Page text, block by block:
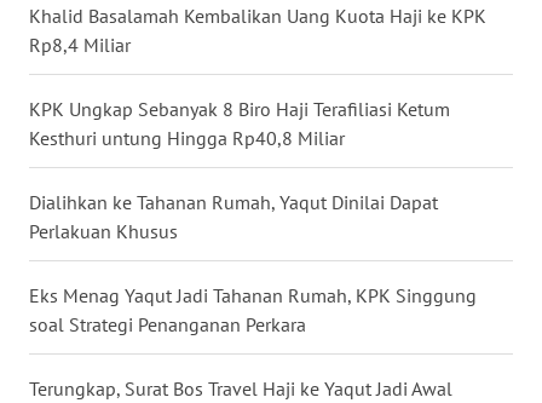
Khalid Basalamah Kembalikan Uang Kuota Haji ke KPK
Rp8,4 Miliar
KPK Ungkap Sebanyak 8 Biro Haji Terafiliasi Ketum
Kesthuri untung Hingga Rp40,8 Miliar
Dialihkan ke Tahanan Rumah, Yaqut Dinilai Dapat
Perlakuan Khusus
Eks Menag Yaqut Jadi Tahanan Rumah, KPK Singgung
soal Strategi Penanganan Perkara
Terungkap, Surat Bos Travel Haji ke Yaqut Jadi Awal
BANTEN
WN
NTT
WN
KEPRI
WN
PAPUA
WN